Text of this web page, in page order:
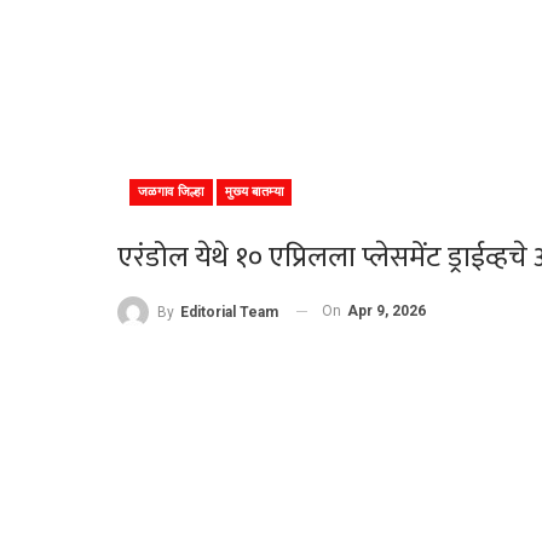
जळगाव जिल्हा मुख्य बातम्या
एरंडोल येथे १० एप्रिलला प्लेसमेंट
By Editorial Team On Apr 9, 2026